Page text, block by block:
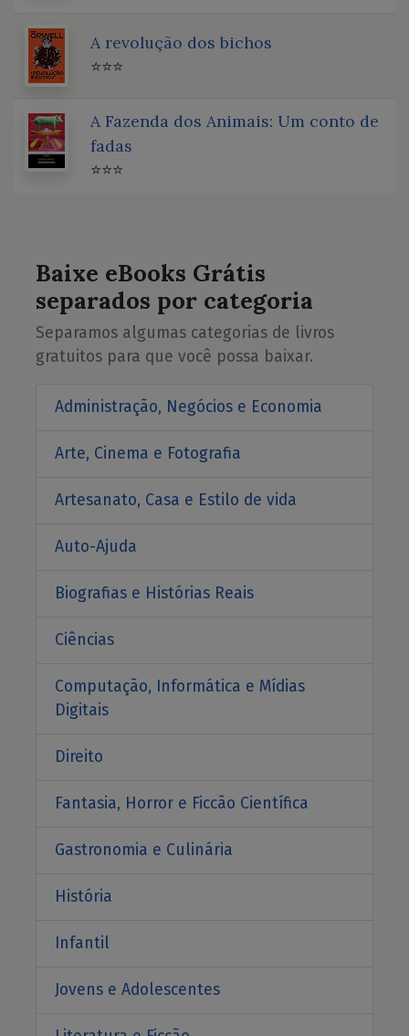
A revolução dos bichos
⭐⭐⭐
A Fazenda dos Animais: Um conto de
fadas
⭐⭐⭐
Baixe eBooks Grátis
separados por categoria
Separamos algumas categorias de livros
gratuitos para que você possa baixar.
Administração, Negócios e Economia
Arte, Cinema e Fotografia
Artesanato, Casa e Estilo de vida
Auto-Ajuda
Biografias e Histórias Reais
Ciências
Computação, Informática e Mídias
Digitais
Direito
Fantasia, Horror e Ficcão Científica
Gastronomia e Culinária
História
Infantil
Jovens e Adolescentes